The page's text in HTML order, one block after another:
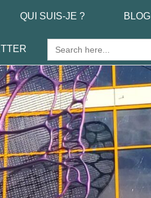
QUI SUIS-JE ? BLOG
Search
for: